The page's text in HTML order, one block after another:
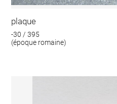
plaque
-30 / 395
(époque romaine)